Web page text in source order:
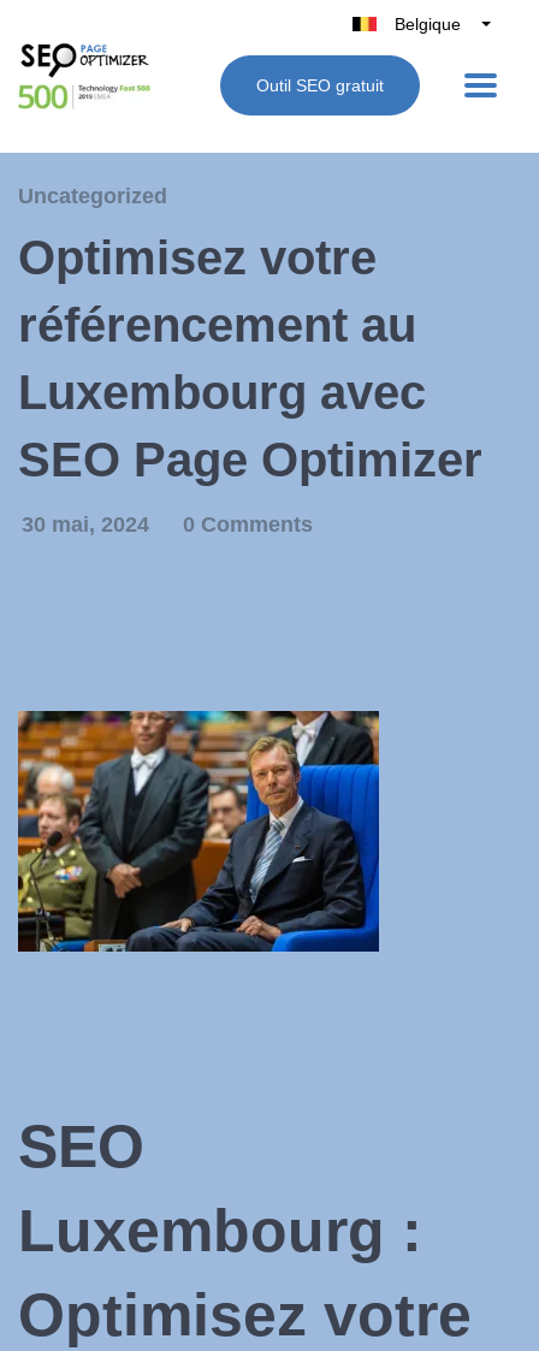
Belgique
België
Nederland
Outil SEO gratuit
Uncategorized
Optimisez votre
référencement au
Luxembourg avec
SEO Page Optimizer
30 mai, 2024 0 Comments
SEO
Luxembourg :
Optimisez votre